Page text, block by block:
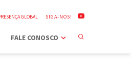
FALE CONOSCO
GLOBAL SIGA-NOS!